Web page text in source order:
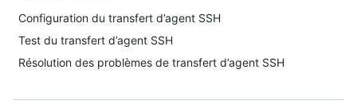
Configuration du transfert d’agent SSH
Test du transfert d’agent SSH
Résolution des problèmes de transfert d’agent SSH